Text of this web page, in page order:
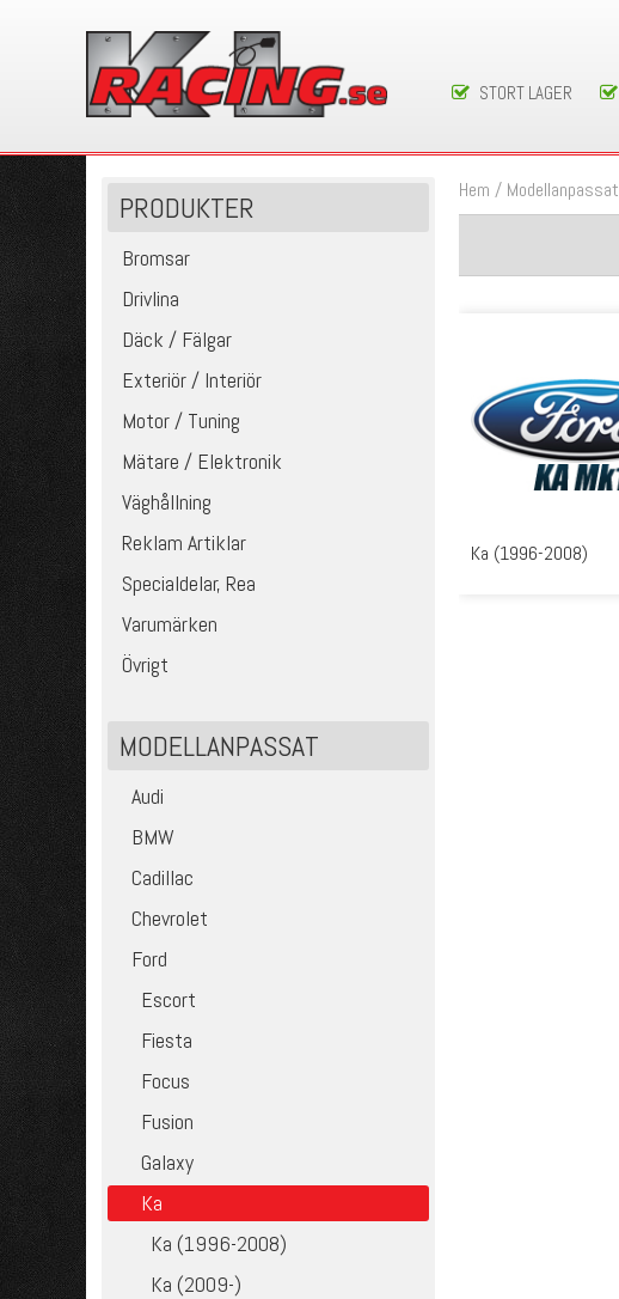
STORT LAGER
PRODUKTER
Bromsar
Drivlina
Däck / Fälgar
Exteriör / Interiör
Motor / Tuning
Mätare / Elektronik
Väghållning
Reklam Artiklar
Specialdelar, Rea
Varumärken
Övrigt
MODELLANPASSAT
Audi
BMW
Cadillac
Chevrolet
Ford
Escort
Fiesta
Focus
Fusion
Galaxy
Ka
Ka (1996-2008)
Ka (2009-)
Hem / Modellanpassat
Ka (1996-2008)